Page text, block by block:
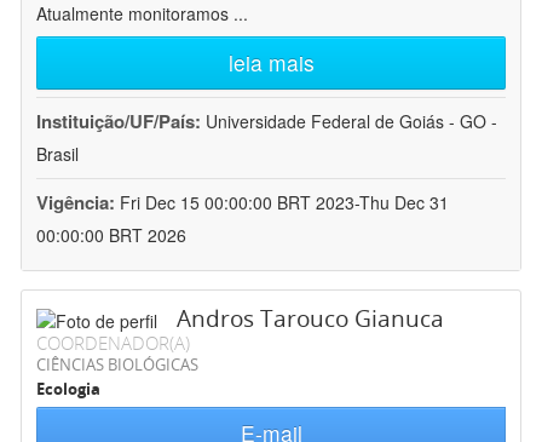
Atualmente monitoramos ...
leia mais
Instituição/UF/País: Universidade Federal de Goiás - GO -
Brasil
Vigência: Fri Dec 15 00:00:00 BRT 2023-Thu Dec 31
00:00:00 BRT 2026
Andros Tarouco Gianuca
COORDENADOR(A)
CIÊNCIAS BIOLÓGICAS
Ecologia
E-mail